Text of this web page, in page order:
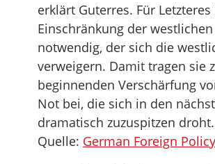
erklärt Guterres. Für
Einschränkung der
notwendig, der sich die
verweigern. Damit tragen sie
beginnenden Verschärfung
Not bei, die sich in den
dramatisch zuzuspitzen droht.
Quelle: German Foreign Policy